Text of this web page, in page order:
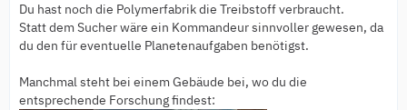
Du hast noch die Polymerfabrik die Treibstoff verbraucht.
Statt dem Sucher wäre ein Kommandeur sinnvoller gewesen, da
du den für eventuelle Planetenaufgaben benötigst.
Manchmal steht bei einem Gebäude bei, wo du die
entsprechende Forschung findest: